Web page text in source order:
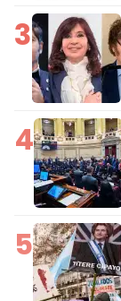
3
4
5